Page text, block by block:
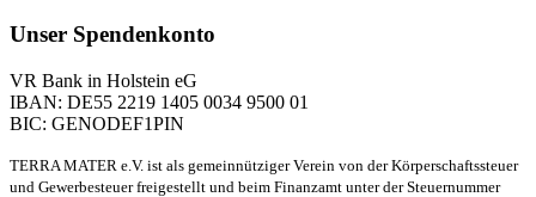
Unser Spendenkonto
VR Bank in Holstein eG
IBAN: DE55 2219 1405 0034 9500 01
BIC: GENODEF1PIN
TERRA MATER e.V. ist als gemeinnütziger Verein von der Körperschaftssteuer
und Gewerbesteuer freigestellt und beim Finanzamt unter der Steuernummer